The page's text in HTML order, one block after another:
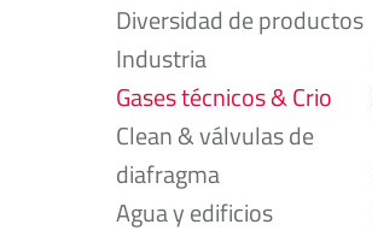
Diversidad de productos
Industria
Gases técnicos & Crio
Clean & válvulas de
diafragma
Agua y edificios